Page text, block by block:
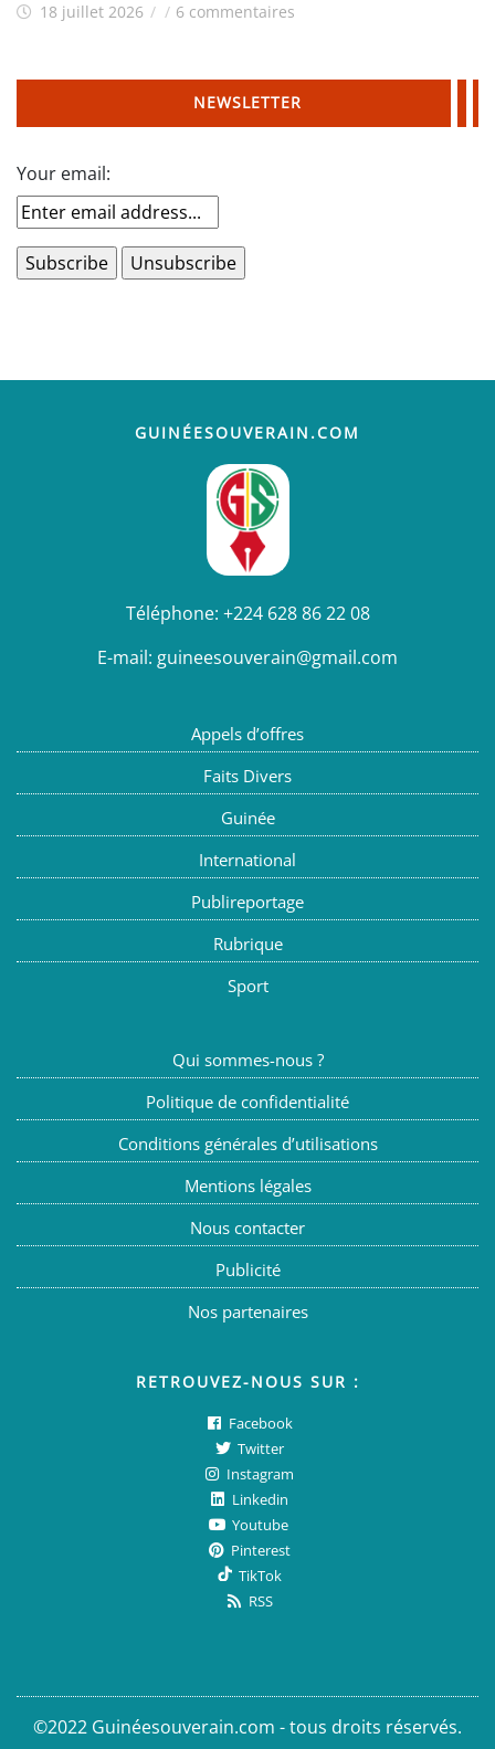
18 juillet 2026 / / 6 commentaires
NEWSLETTER
Your email:
GUINÉESOUVERAIN.COM
Téléphone: +224 628 86 22 08
E-mail: guineesouverain@gmail.com
Appels d’offres
Faits Divers
Guinée
International
Publireportage
Rubrique
Sport
Qui sommes-nous ?
Politique de confidentialité
Conditions générales d’utilisations
Mentions légales
Nous contacter
Publicité
Nos partenaires
RETROUVEZ-NOUS SUR :
Facebook
Twitter
Instagram
Linkedin
Youtube
Pinterest
TikTok
RSS
©2022 Guinéesouverain.com - tous droits réservés.